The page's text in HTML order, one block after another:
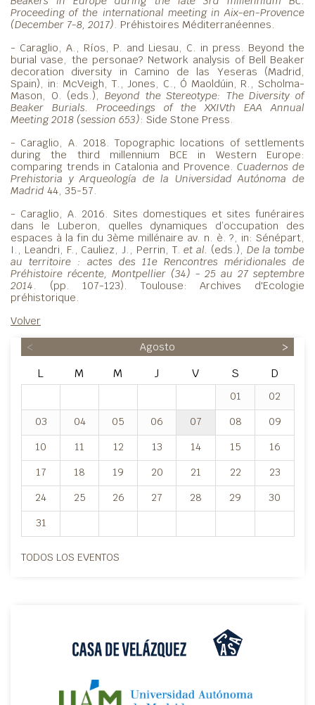
Proceeding of the international meeting in Aix-en-Provence
(December 7-8, 2017) . Préhistoires Méditerranéennes.
- Caraglio, A., Ríos, P. and Liesau, C. in press. Beyond the
burial vase, the personae? Network analysis of Bell Beaker
decoration diversity in Camino de las Yeseras (Madrid,
Spain), in: McVeigh, T., Jones, C., Ó Maoldúin, R., Scholma-
Mason, O. (eds.),
Beyond the Stereotype: The Diversity of
Beaker Burials. Proceedings of the XXIVth EAA Annual
Meeting 2018 (session 653): Side Stone Press.
- Caraglio, A. 2018.
Topographic locations of settlements
during the third millennium BCE in Western Europe:
comparing trends in Catalonia and Provence.Cuadernos de
Prehistoria y Arqueología de la Universidad Autónoma de
Madrid 44, 35-57.
- Caraglio, A. 2016. Sites domestiques et sites funéraires
dans le Luberon, quelles dynamiques d’occupation des
espaces à la fin du 3ème millénaire av. n. è. ?, in: Sénépart,
I., Leandri, F., Cauliez, J., Perrin, T. et al. (eds.), De la tombe
au territoire : actes des 11e Rencontres méridionales de
Préhistoire récente, Montpellier (34) - 25 au 27 septembre
2014 . (pp. 107-123). Toulouse: Archives d'Ecologie
préhistorique.
Volver
< Agosto >
L M M J V S D
01
02
03
04 05 06 07 08
09
10
11 12 13 14 15
16
17
18 19 20 21 22
23
24
25 26 27 28 29
30
31
TODOS LOS EVENTOS